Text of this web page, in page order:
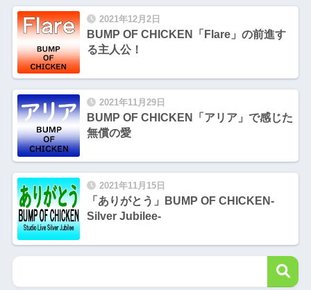
2021年12月2日
BUMP OF CHICKEN「Flare」の前進す
る主人公！
2021年11月29日
BUMP OF CHICKEN「アリア」で感じた
無償の愛
2021年11月15日
「ありがとう」BUMP OF CHICKEN-
Silver Jubilee-